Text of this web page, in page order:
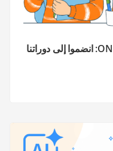
العودة إلى المدرسة مع ONLYOFFICE: انضموا إلى دوراتنا